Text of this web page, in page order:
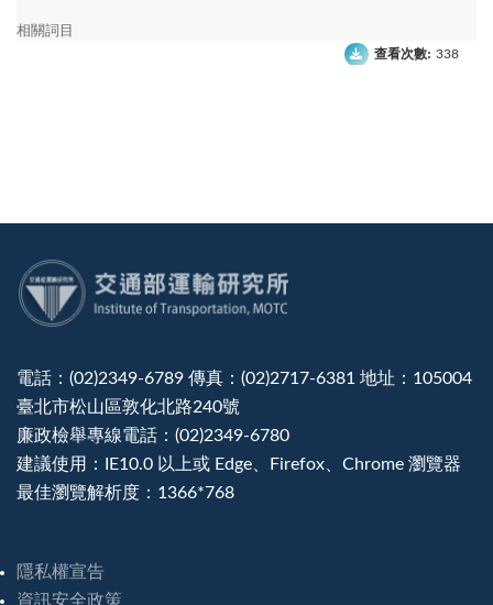
相關詞目
查看次數: 338
電話：(02)2349-6789 傳真：(02)2717-6381 地址：105004
臺北市松山區敦化北路240號
廉政檢舉專線電話：(02)2349-6780
建議使用：IE10.0 以上或 Edge、Firefox、Chrome 瀏覽器
最佳瀏覽解析度：1366*768
隱私權宣告
資訊安全政策